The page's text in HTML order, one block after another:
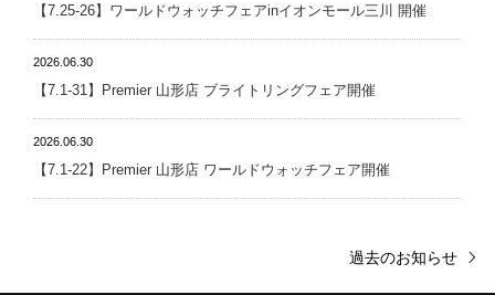
【7.25-26】ワールドウォッチフェアinイオンモール三川 開催
2026.06.30
【7.1-31】Premier 山形店 ブライトリングフェア開催
2026.06.30
【7.1-22】Premier 山形店 ワールドウォッチフェア開催
過去のお知らせ